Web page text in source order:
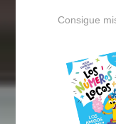
Consigue